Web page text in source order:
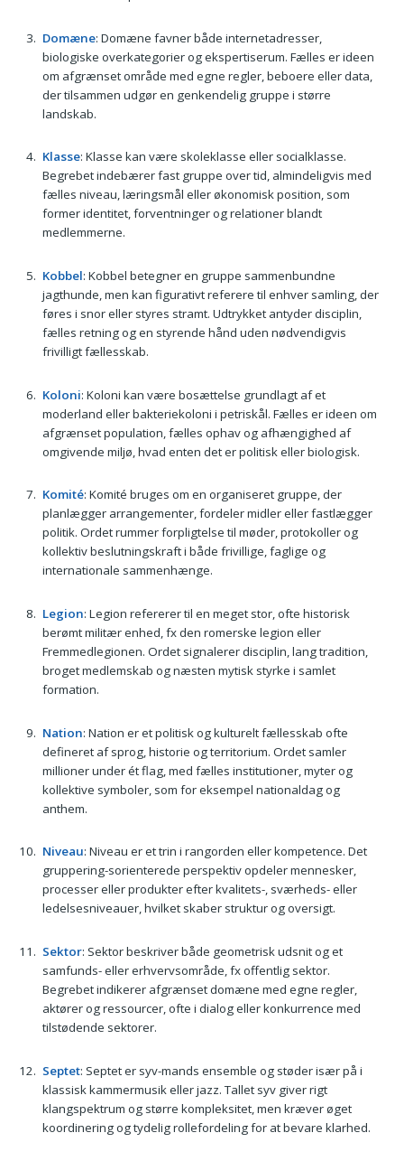
Domæne: Domæne favner både internetadresser,
biologiske overkategorier og ekspertiserum. Fælles er ideen
om afgrænset område med egne regler, beboere eller data,
der tilsammen udgør en genkendelig gruppe i større
landskab.
Klasse: Klasse kan være skoleklasse eller socialklasse.
Begrebet indebærer fast gruppe over tid, almindeligvis med
fælles niveau, læringsmål eller økonomisk position, som
former identitet, forventninger og relationer blandt
medlemmerne.
Kobbel: Kobbel betegner en gruppe sammenbundne
jagthunde, men kan figurativt referere til enhver samling, der
føres i snor eller styres stramt. Udtrykket antyder disciplin,
fælles retning og en styrende hånd uden nødvendigvis
frivilligt fællesskab.
Koloni: Koloni kan være bosættelse grundlagt af et
moderland eller bakteriekoloni i petriskål. Fælles er ideen om
afgrænset population, fælles ophav og afhængighed af
omgivende miljø, hvad enten det er politisk eller biologisk.
Komité: Komité bruges om en organiseret gruppe, der
planlægger arrangementer, fordeler midler eller fastlægger
politik. Ordet rummer forpligtelse til møder, protokoller og
kollektiv beslutningskraft i både frivillige, faglige og
internationale sammenhænge.
Legion: Legion refererer til en meget stor, ofte historisk
berømt militær enhed, fx den romerske legion eller
Fremmedlegionen. Ordet signalerer disciplin, lang tradition,
broget medlemskab og næsten mytisk styrke i samlet
formation.
Nation: Nation er et politisk og kulturelt fællesskab ofte
defineret af sprog, historie og territorium. Ordet samler
millioner under ét flag, med fælles institutioner, myter og
kollektive symboler, som for eksempel nationaldag og
anthem.
Niveau: Niveau er et trin i rangorden eller kompetence. Det
gruppering-sorienterede perspektiv opdeler mennesker,
processer eller produkter efter kvalitets-, sværheds- eller
ledelsesniveauer, hvilket skaber struktur og oversigt.
Sektor: Sektor beskriver både geometrisk udsnit og et
samfunds- eller erhvervsområde, fx offentlig sektor.
Begrebet indikerer afgrænset domæne med egne regler,
aktører og ressourcer, ofte i dialog eller konkurrence med
tilstødende sektorer.
Septet: Septet er syv-mands ensemble og støder især på i
klassisk kammermusik eller jazz. Tallet syv giver rigt
klangspektrum og større kompleksitet, men kræver øget
koordinering og tydelig rollefordeling for at bevare klarhed.